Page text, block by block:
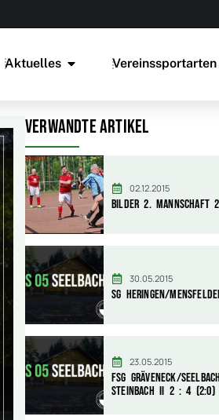
Aktuelles Vereinssportarten
Verwandte Artikel
02.12.2015
Bilder 2. Mannschaft
30.05.2015
SG Heringen/
23.05.2015
FSG Gräveneck/
Steinbach II 2 : 4 (2:0)